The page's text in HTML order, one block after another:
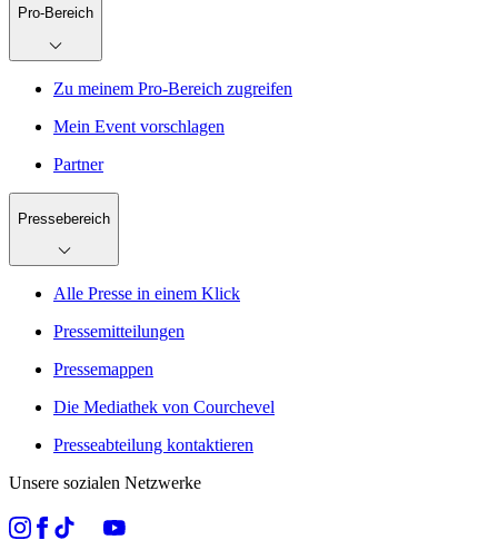
Pro-Bereich
Zu meinem Pro-Bereich zugreifen
Mein Event vorschlagen
Partner
Pressebereich
Alle Presse in einem Klick
Pressemitteilungen
Pressemappen
Die Mediathek von Courchevel
Presseabteilung kontaktieren
Unsere sozialen Netzwerke